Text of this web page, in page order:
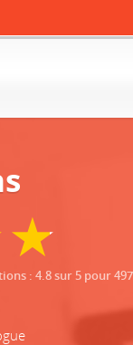
: 4.8sur 5 pour497